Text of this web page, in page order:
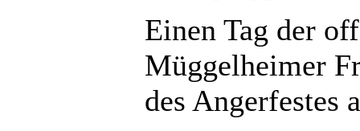
Einen Tag der
Müggelheimer
des Angerfestes